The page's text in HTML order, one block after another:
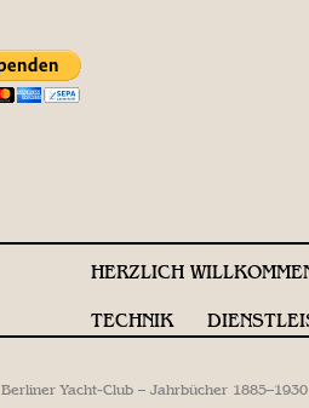
HERZLICH
TECHNIK
Berliner Yacht-Club – Jahrbücher 1885–1930